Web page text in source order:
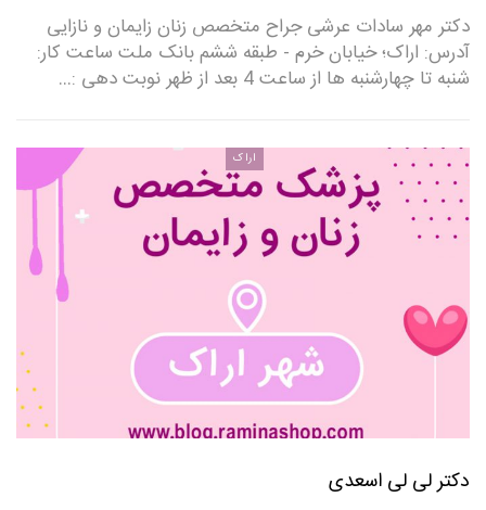
دکتر مهر سادات عرشی جراح متخصص زنان زایمان و نازایی
آدرس: اراک؛ خیابان خرم - طبقه ششم بانک ملت ساعت کار:
شنبه تا چهارشنبه ها از ساعت 4 بعد از ظهر نوبت دهی :…
اراک
دکتر لی لی اسعدی